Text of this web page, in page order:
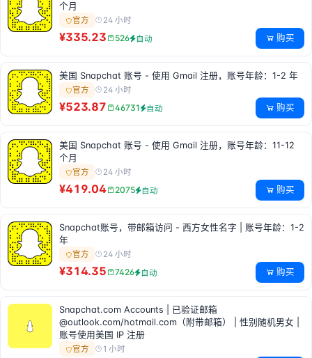
个月
官方 24 小时
¥335.23 526 自动 购买
美国 Snapchat 账号 - 使用 Gmail 注册，账号年龄：1-2 年
官方 24 小时
¥523.87 46731 自动 购买
美国 Snapchat 账号 - 使用 Gmail 注册，账号年龄：11-12
个月
官方 24 小时
¥419.04 2075 自动 购买
Snapchat账号，带邮箱访问 - 西方女性名字 | 账号年龄：1-2
年
官方 24 小时
¥314.35 7426 自动 购买
Snapchat.com Accounts | 已验证邮箱
@outlook.com/hotmail.com（附带邮箱） | 性别随机男女 |
账号使用美国 IP 注册
官方 1 小时